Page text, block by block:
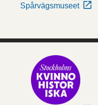
Spårvägsmuseet